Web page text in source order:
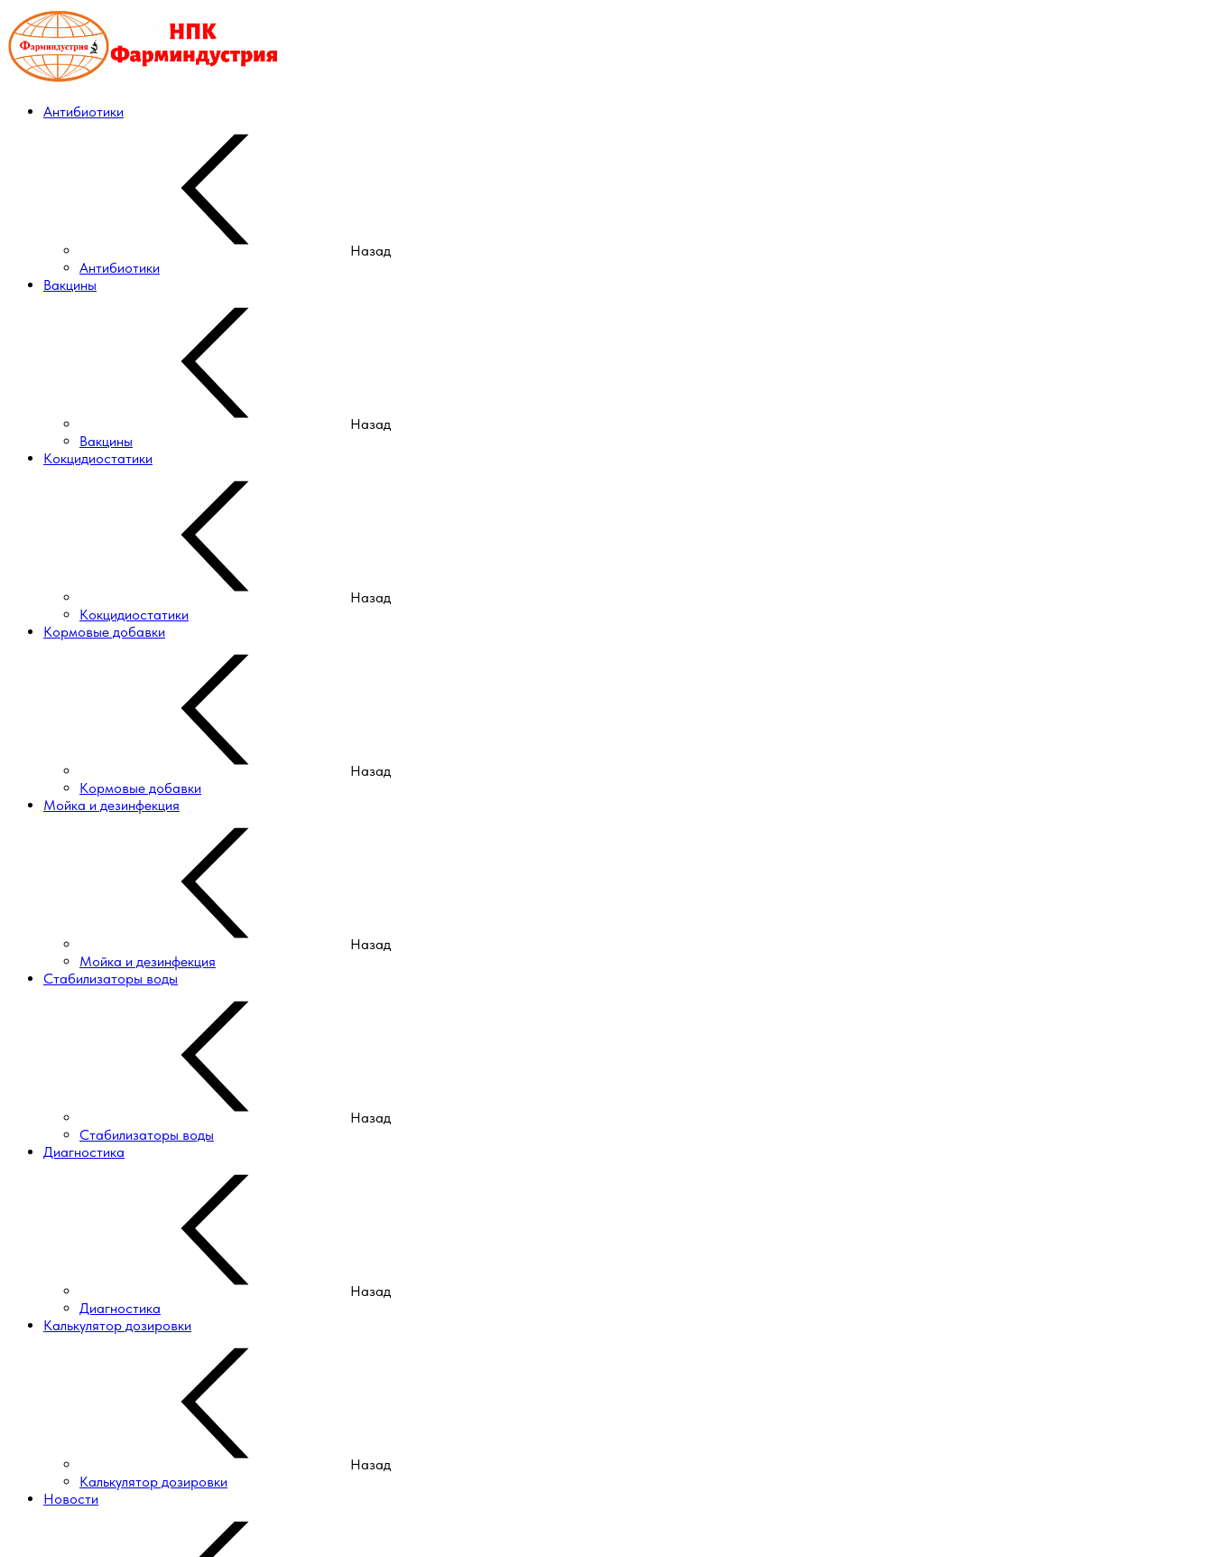
Антибиотики
Назад
Антибиотики
Вакцины
Назад
Вакцины
Кокцидиостатики
Назад
Кокцидиостатики
Кормовые добавки
Назад
Кормовые добавки
Мойка и дезинфекция
Назад
Мойка и дезинфекция
Стабилизаторы воды
Назад
Стабилизаторы воды
Диагностика
Назад
Диагностика
Калькулятор дозировки
Назад
Калькулятор дозировки
Новости